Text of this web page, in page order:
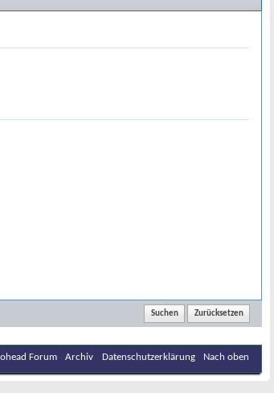
Forum Archiv Datenschutzerklärung Nach oben